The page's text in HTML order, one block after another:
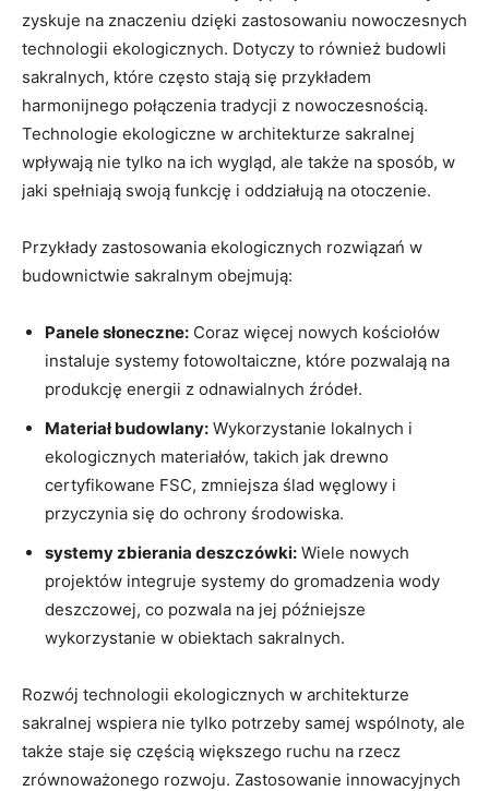
zyskuje na znaczeniu dzięki zastosowaniu nowoczesnych
technologii ekologicznych. Dotyczy⁢ to również budowli
sakralnych, które​ często stają‍ się ​przykładem
harmonijnego połączenia tradycji z ⁣nowoczesnością.
Technologie ekologiczne‍ w architekturze sakralnej
wpływają nie tylko na ich wygląd,⁢ ale⁢ także na sposób, w
jaki spełniają swoją funkcję i oddziałują na‍ otoczenie.
Przykłady ⁤zastosowania⁣ ekologicznych rozwiązań ⁣w
budownictwie sakralnym obejmują:
Panele słoneczne: Coraz więcej nowych kościołów
instaluje systemy fotowoltaiczne,‌ które ‍pozwalają na
produkcję ⁣energii z odnawialnych źródeł.
Materiał budowlany: Wykorzystanie lokalnych i‌
ekologicznych materiałów, takich jak drewno
certyfikowane FSC, zmniejsza ślad węglowy ⁢i
przyczynia się ‌do ochrony ‍środowiska.
systemy zbierania deszczówki: Wiele ⁣nowych
projektów integruje systemy do ‌gromadzenia ⁤wody
deszczowej, co‍ pozwala na jej ⁤późniejsze
wykorzystanie ​w obiektach sakralnych.
Rozwój technologii ekologicznych w architekturze
sakralnej wspiera nie tylko ⁤potrzeby samej⁢ wspólnoty, ale
także staje się częścią większego⁤ ruchu na rzecz
zrównoważonego rozwoju.⁤ Zastosowanie ⁣innowacyjnych